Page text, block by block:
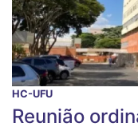
HC-UFU
Reunião